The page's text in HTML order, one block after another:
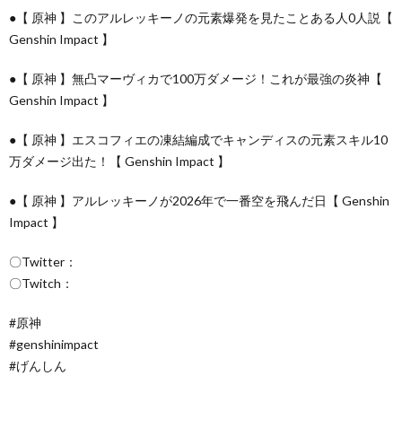
●【 原神 】このアルレッキーノの元素爆発を見たことある人0人説【
Genshin Impact 】
●【 原神 】無凸マーヴィカで100万ダメージ！これが最強の炎神【
Genshin Impact 】
●【 原神 】エスコフィエの凍結編成でキャンディスの元素スキル10
万ダメージ出た！【 Genshin Impact 】
●【 原神 】アルレッキーノが2026年で一番空を飛んだ日【 Genshin
Impact 】
〇Twitter：
〇Twitch：
#原神
#genshinimpact
#げんしん